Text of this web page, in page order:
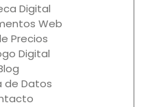
Digital
Web
Precios
Digital
de Datos